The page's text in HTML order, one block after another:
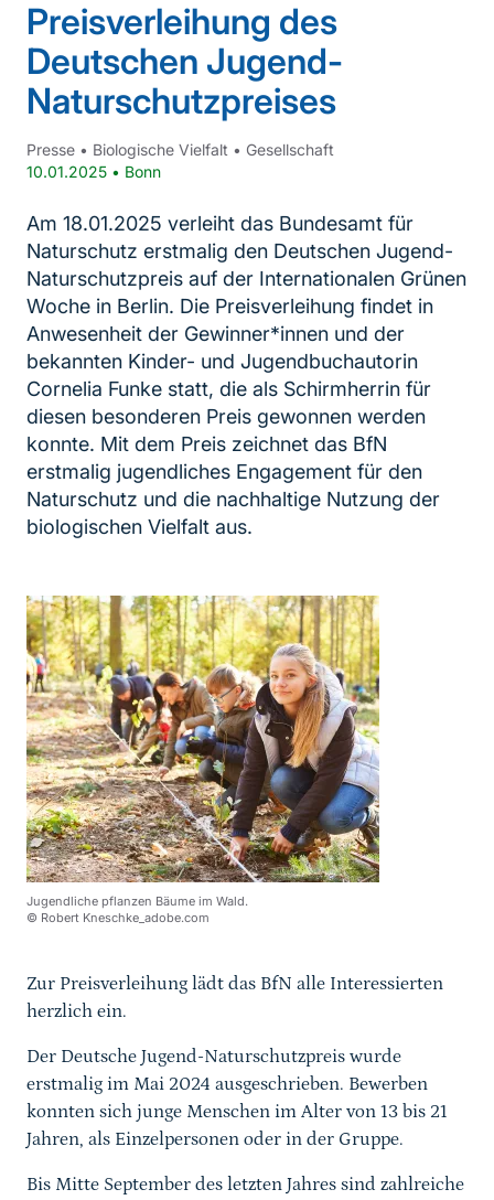
Preisverleihung des
Deutschen Jugend-
Naturschutzpreises
Presse • Biologische Vielfalt • Gesellschaft
10.01.2025 • Bonn
Am 18.01.2025 verleiht das Bundesamt für
Naturschutz erstmalig den Deutschen Jugend-
Naturschutzpreis auf der Internationalen Grünen
Woche in Berlin. Die Preisverleihung findet in
Anwesenheit der Gewinner*innen und der
bekannten Kinder- und Jugendbuchautorin
Cornelia Funke statt, die als Schirmherrin für
diesen besonderen Preis gewonnen werden
konnte. Mit dem Preis zeichnet das BfN
erstmalig jugendliches Engagement für den
Naturschutz und die nachhaltige Nutzung der
biologischen Vielfalt aus.
Jugendliche pflanzen Bäume im Wald.
© Robert Kneschke_adobe.com
Zur Preisverleihung lädt das BfN alle Interessierten
herzlich ein.
Der Deutsche Jugend-Naturschutzpreis wurde
erstmalig im Mai 2024 ausgeschrieben. Bewerben
konnten sich junge Menschen im Alter von 13 bis 21
Jahren, als Einzelpersonen oder in der Gruppe.
Bis Mitte September des letzten Jahres sind zahlreiche